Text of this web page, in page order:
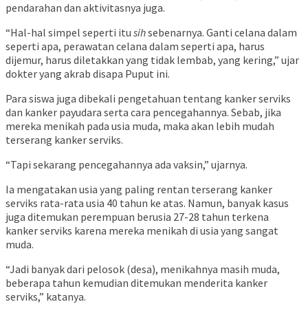
pendarahan dan aktivitasnya juga.
“Hal-hal simpel seperti itu sihsebenarnya. Ganti celana dalam
seperti apa, perawatan celana dalam seperti apa, harus
dijemur, harus diletakkan yang tidak lembab, yang kering,” ujar
dokter yang akrab disapa Puput ini.
Para siswa juga dibekali pengetahuan tentang kanker serviks
dan kanker payudara serta cara pencegahannya. Sebab, jika
mereka menikah pada usia muda, maka akan lebih mudah
terserang kanker serviks.
“Tapi sekarang pencegahannya ada vaksin,” ujarnya.
Ia mengatakan usia yang paling rentan terserang kanker
serviks rata-rata usia 40 tahun ke atas. Namun, banyak kasus
juga ditemukan perempuan berusia 27-28 tahun terkena
kanker serviks karena mereka menikah di usia yang sangat
muda.
“Jadi banyak dari pelosok (desa), menikahnya masih muda,
beberapa tahun kemudian ditemukan menderita kanker
serviks,” katanya.